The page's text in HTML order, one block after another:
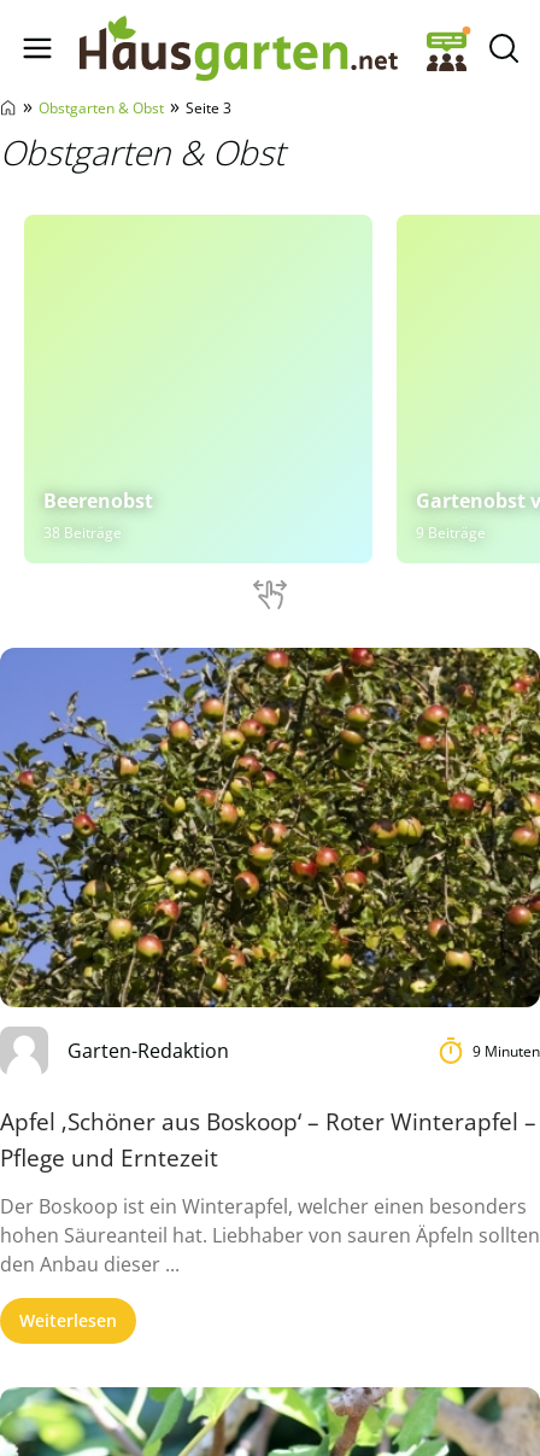
Hausgarten.net
» Obstgarten & Obst » Seite 3
Obstgarten & Obst
Beerenobst
38 Beiträge
Gartenobst
9 Beiträge
Garten-Redaktion 9 Minuten
Apfel ‚Schöner aus Boskoop‘ – Roter Winterapfel –
Pflege und Erntezeit
Der Boskoop ist ein Winterapfel, welcher einen besonders
hohen Säureanteil hat. Liebhaber von sauren Äpfeln sollten
den Anbau dieser ...
Weiterlesen